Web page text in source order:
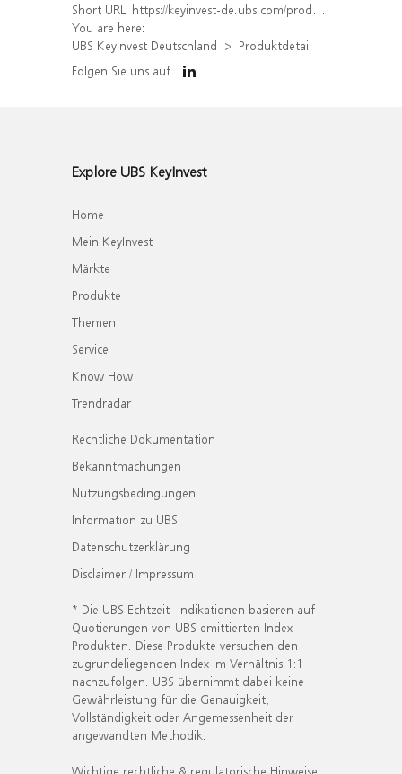
Short URL: https://keyinvest-de.ubs.com/produkt/detail/index/isin/DE000WA8V4Y7
You are here:
UBS KeyInvest Deutschland
Produktdetail
Folgen Sie uns auf
Explore UBS KeyInvest
Home
Mein KeyInvest
Märkte
Produkte
Themen
Service
Know How
Trendradar
Rechtliche Dokumentation
Bekanntmachungen
Nutzungsbedingungen
Information zu UBS
Datenschutzerklärung
Disclaimer / Impressum
* Die UBS Echtzeit- Indikationen basieren auf
Quotierungen von UBS emittierten Index-
Produkten. Diese Produkte versuchen den
zugrundeliegenden Index im Verhältnis 1:1
nachzufolgen. UBS übernimmt dabei keine
Gewährleistung für die Genauigkeit,
Vollständigkeit oder Angemessenheit der
angewandten Methodik.